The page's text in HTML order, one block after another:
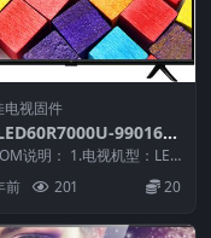
电视固件
990169
72001423YT屏
原厂系统刷机电视固件
说明： 1.电视机型：LED
2.物料号：990169...
前 201 20